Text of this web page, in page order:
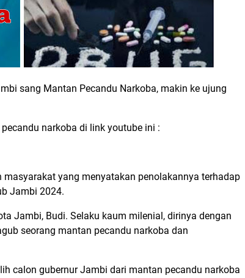
sang Mantan Pecandu Narkoba, makin ke ujung
narkoba di link youtube ini :
yang menyatakan penolakannya terhadap
Jambi 2024.
Jambi, Budi. Selaku kaum milenial, dirinya dengan
seorang mantan pecandu narkoba dan
calon gubernur Jambi dari mantan pecandu narkoba